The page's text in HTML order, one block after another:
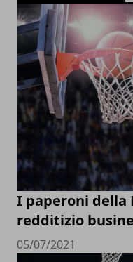
I paperoni della
redditizio
05/07/2021